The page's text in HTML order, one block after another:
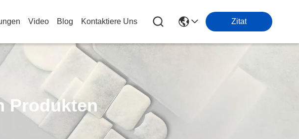
Video Blog Kontaktiere Uns Zitat
Produkten